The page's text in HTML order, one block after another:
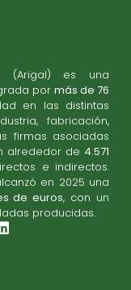
(Arigal) es una
pormás de 76
en las distintas
fabricación,
firmas asociadas
alrededor de 4.571
e indirectos.
en 2025 una
de euros, con un
producidas.